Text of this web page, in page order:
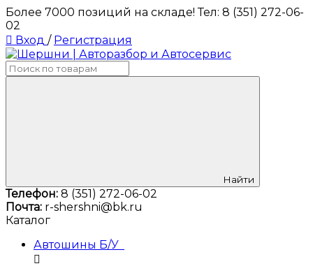
Более 7000 позиций на складе! Тел: 8 (351) 272-06-
02
Вход / Регистрация
Найти
Телефон: 8 (351) 272-06-02
Почта: r-shershni@bk.ru
Каталог
Автошины Б/У